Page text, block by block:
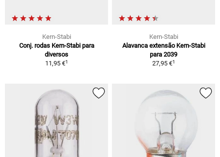
Kern-Stabi
Conj. rodas Kern-Stabi para
diversos
11,95 €1
Kern-Stabi
Alavanca extensão Kern-Stabi
para 2039
27,95 €1